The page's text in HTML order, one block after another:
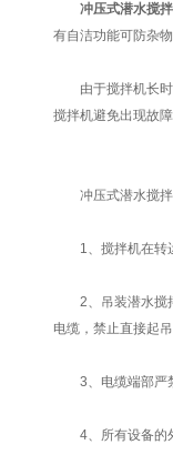
冲压式潜水搅
有自洁功能可防杂
由于搅拌机长时
搅拌机避免出现故
冲压式潜水搅拌
1、搅拌机在转运
2、吊装潜水搅拌
电缆，禁止直接起
3、电缆端部严禁
4、所有设备的外